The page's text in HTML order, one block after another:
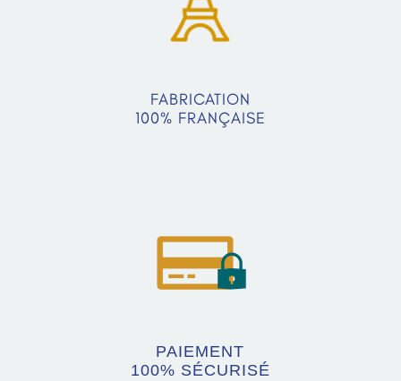
FABRICATION
100% FRANÇAISE
PAIEMENT
100% SÉCURISÉ